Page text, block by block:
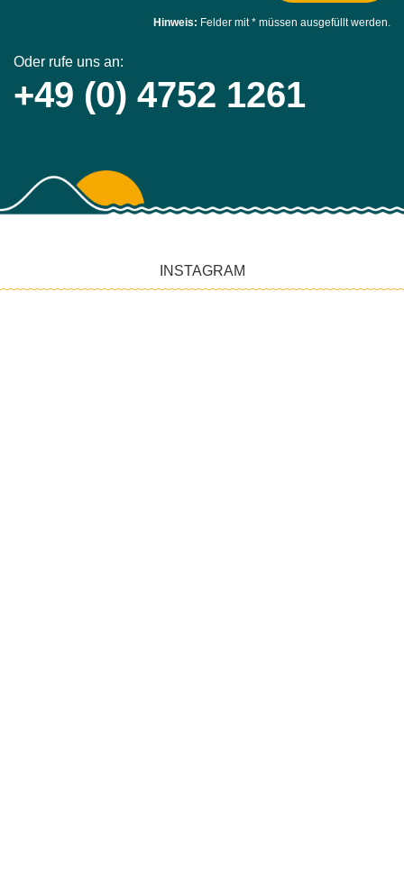
Hinweis: Felder mit* müssen ausgefüllt werden.
Oder rufe uns an:
+49 (0) 4752 1261
INSTAGRAM